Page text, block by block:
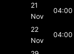
21
Nov
04:00
22
Nov
04:00